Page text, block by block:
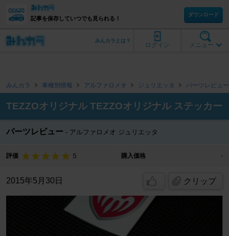
記事を保存していつでも見られる！
ダウンロード
メニュー
ログイン
みんカラとは？
みんカラ 車種別情報 アルファロメオ ジュリエッタ パーツレビュー
TEZZOオリジナル TEZZOオリジナル ステッカー
パーツレビュー アルファロメオ ジュリエッタ
評価 5 購入価格 -
2015年5月30日 クリップ